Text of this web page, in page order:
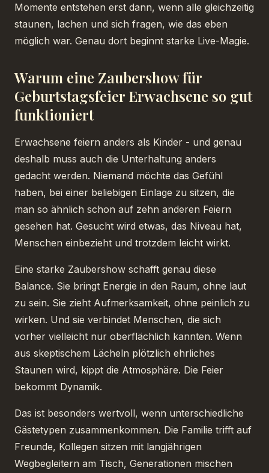
Momente entstehen erst dann, wenn alle gleichzeitig
staunen, lachen und sich fragen, wie das eben
möglich war. Genau dort beginnt starke Live-Magie.
Warum eine Zaubershow für
Geburtstagsfeier Erwachsene so gut
funktioniert
Erwachsene feiern anders als Kinder - und genau
deshalb muss auch die Unterhaltung anders
gedacht werden. Niemand möchte das Gefühl
haben, bei einer beliebigen Einlage zu sitzen, die
man so ähnlich schon auf zehn anderen Feiern
gesehen hat. Gesucht wird etwas, das Niveau hat,
Menschen einbezieht und trotzdem leicht wirkt.
Eine starke Zaubershow schafft genau diese
Balance. Sie bringt Energie in den Raum, ohne laut
zu sein. Sie zieht Aufmerksamkeit, ohne peinlich zu
wirken. Und sie verbindet Menschen, die sich
vorher vielleicht nur oberflächlich kannten. Wenn
aus skeptischem Lächeln plötzlich ehrliches
Staunen wird, kippt die Atmosphäre. Die Feier
bekommt Dynamik.
Das ist besonders wertvoll, wenn unterschiedliche
Gästetypen zusammenkommen. Die Familie trifft auf
Freunde, Kollegen sitzen mit langjährigen
Wegbegleitern am Tisch, Generationen mischen